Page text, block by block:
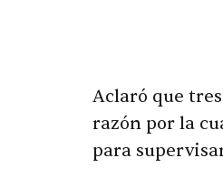
Aclaró que
razón por la
para